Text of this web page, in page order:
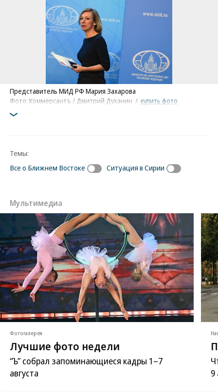
Представитель МИД РФ Мария Захарова
Фото: Коммерсантъ / Дмитрий Духанин / купить фото
Темы:
Все о Ближнем Востоке
Ситуация в Сирии
Мультимедиа
Фотогалерея
Лучшие фото недели
“Ъ” собрал запоминающиеся кадры 1–7
августа
9